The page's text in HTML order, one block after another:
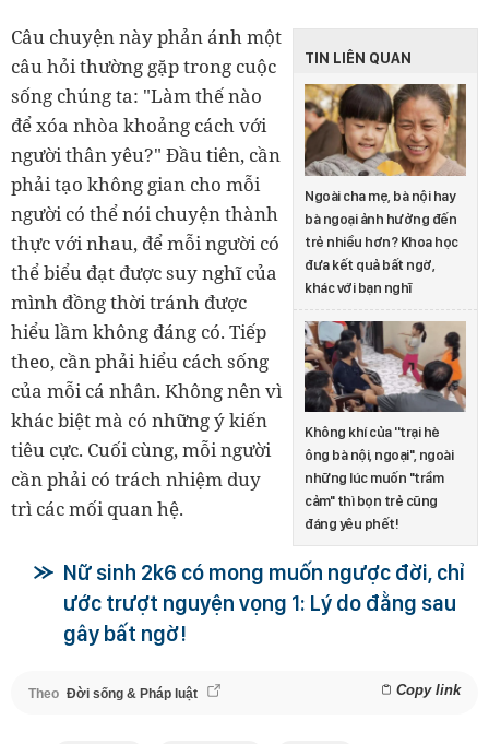
TIN LIÊN QUAN
Ngoài cha mẹ, bà nội hay
bà ngoại ảnh hưởng đến
trẻ nhiều hơn? Khoa học
đưa kết quả bất ngờ,
khác với bạn nghĩ
Không khí của ''trại hè
ông bà nội, ngoại'', ngoài
những lúc muốn "trầm
cảm" thì bọn trẻ cũng
đáng yêu phết!
Câu chuyện này phản ánh một
câu hỏi thường gặp trong cuộc
sống chúng ta: "Làm thế nào
để xóa nhòa khoảng cách với
người thân yêu?" Đầu tiên, cần
phải tạo không gian cho mỗi
người có thể nói chuyện thành
thực với nhau, để mỗi người có
thể biểu đạt được suy nghĩ của
mình đồng thời tránh được
hiểu lầm không đáng có. Tiếp
theo, cần phải hiểu cách sống
của mỗi cá nhân. Không nên vì
khác biệt mà có những ý kiến
tiêu cực. Cuối cùng, mỗi người
cần phải có trách nhiệm duy
trì các mối quan hệ.
Nữ sinh 2k6 có mong muốn ngược đời, chỉ
ước trượt nguyện vọng 1: Lý do đằng sau
gây bất ngờ!
Theo Đời sống & Pháp luật Copy link